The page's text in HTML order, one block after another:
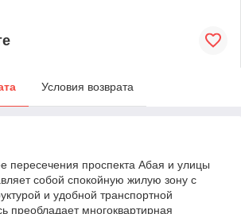
Условия возврата
пересечения проспекта Абая и улицы
собой спокойную жилую зону с
и удобной транспортной
преобладает многоквартирная